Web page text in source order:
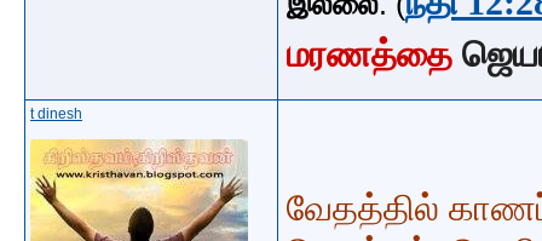
மரணத்தை
t dinesh
வேதத்தில்